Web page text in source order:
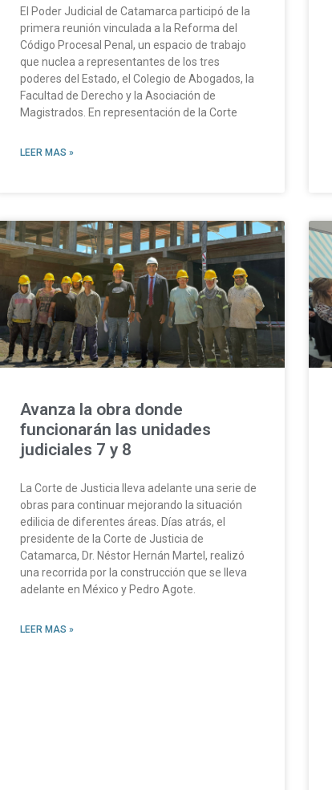
El Poder Judicial de Catamarca participó de la
primera reunión vinculada a la Reforma del
Código Procesal Penal, un espacio de trabajo
que nuclea a representantes de los tres
poderes del Estado, el Colegio de Abogados, la
Facultad de Derecho y la Asociación de
Magistrados. En representación de la Corte
LEER MAS »
Avanza la obra donde
funcionarán las unidades
judiciales 7 y 8
La Corte de Justicia lleva adelante una serie de
obras para continuar mejorando la situación
edilicia de diferentes áreas. Días atrás, el
presidente de la Corte de Justicia de
Catamarca, Dr. Néstor Hernán Martel, realizó
una recorrida por la construcción que se lleva
adelante en México y Pedro Agote.
LEER MAS »